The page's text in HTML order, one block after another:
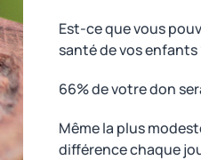
Est-ce que vous
santé de vos enfants
66% de votre don
Même la plus
différence chaque